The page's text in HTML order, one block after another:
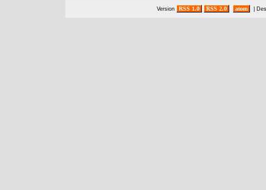
Version RSS 1.0 RSS 2.0 atom |